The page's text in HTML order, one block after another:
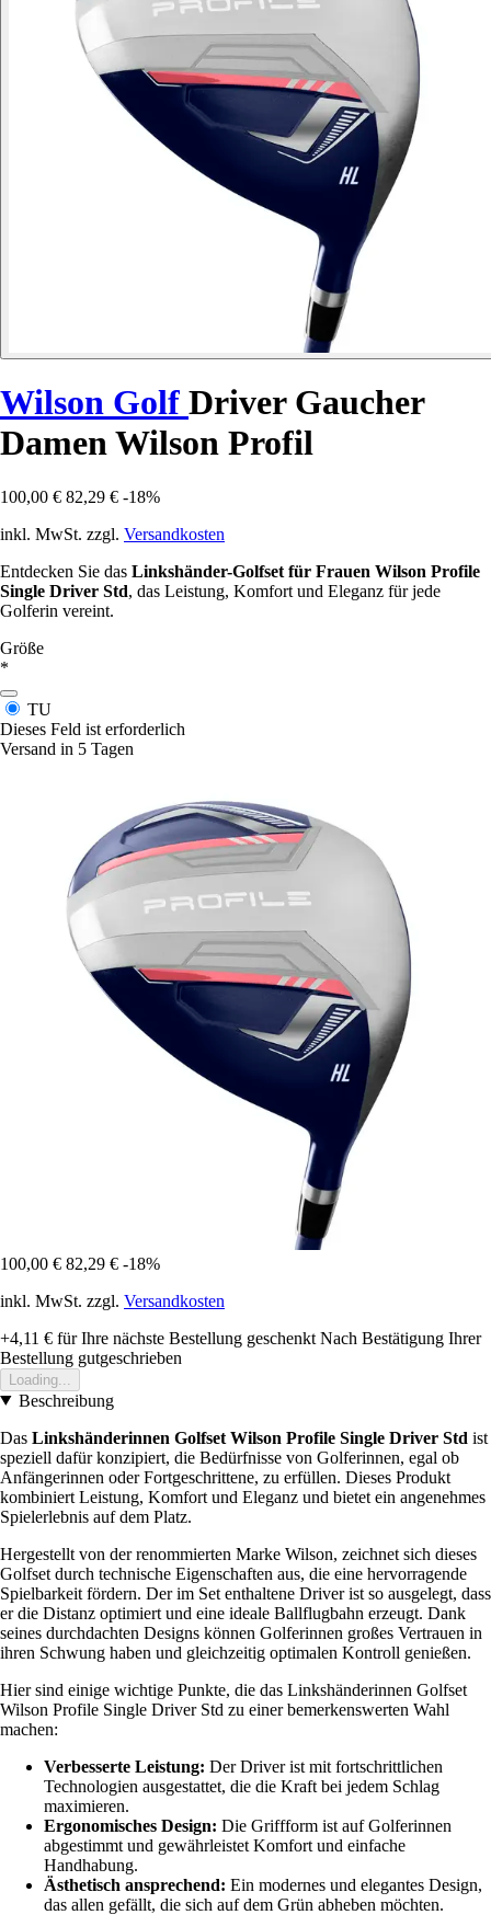
Wilson Golf Driver Gaucher
Damen Wilson Profil
100,00 € 82,29 € -18%
inkl. MwSt. zzgl. Versandkosten
Entdecken Sie das Linkshänder-Golfset für Frauen Wilson Profile
Single Driver Std, das Leistung, Komfort und Eleganz für jede
Golferin vereint.
Größe
*
TU
Dieses Feld ist erforderlich
Versand in 5 Tagen
100,00 € 82,29 € -18%
inkl. MwSt. zzgl. Versandkosten
+4,11 € für Ihre nächste Bestellung geschenkt Nach Bestätigung Ihrer
Bestellung gutgeschrieben
Loading...
Beschreibung
Das Linkshänderinnen Golfset Wilson Profile Single Driver Std ist
speziell dafür konzipiert, die Bedürfnisse von Golferinnen, egal ob
Anfängerinnen oder Fortgeschrittene, zu erfüllen. Dieses Produkt
kombiniert Leistung, Komfort und Eleganz und bietet ein angenehmes
Spielerlebnis auf dem Platz.
Hergestellt von der renommierten Marke Wilson, zeichnet sich dieses
Golfset durch technische Eigenschaften aus, die eine hervorragende
Spielbarkeit fördern. Der im Set enthaltene Driver ist so ausgelegt, dass
er die Distanz optimiert und eine ideale Ballflugbahn erzeugt. Dank
seines durchdachten Designs können Golferinnen großes Vertrauen in
ihren Schwung haben und gleichzeitig optimalen Kontroll genießen.
Hier sind einige wichtige Punkte, die das Linkshänderinnen Golfset
Wilson Profile Single Driver Std zu einer bemerkenswerten Wahl
machen:
Verbesserte Leistung: Der Driver ist mit fortschrittlichen
Technologien ausgestattet, die die Kraft bei jedem Schlag
maximieren.
Ergonomisches Design: Die Griffform ist auf Golferinnen
abgestimmt und gewährleistet Komfort und einfache
Handhabung.
Ästhetisch ansprechend: Ein modernes und elegantes Design,
das allen gefällt, die sich auf dem Grün abheben möchten.